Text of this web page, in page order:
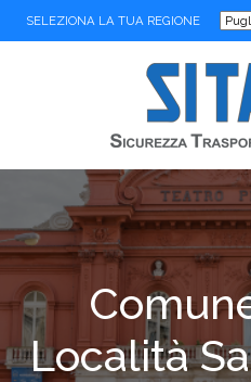
SELEZIONA LA TUA REGIONE
Località